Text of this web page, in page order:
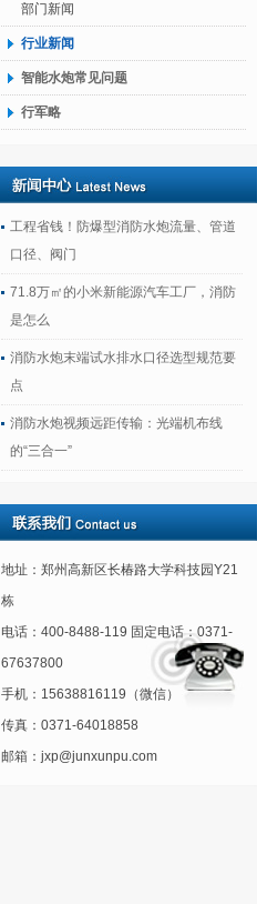
部门新闻
行业新闻
智能水炮常见问题
行军略
工程省钱！防爆型消防水炮流量、管道
口径、阀门
71.8万㎡的小米新能源汽车工厂，消防
是怎么
消防水炮末端试水排水口径选型规范要
点
消防水炮视频远距传输：光端机布线
的“三合一”
地址：郑州高新区长椿路大学科技园Y21
栋
电话：400-8488-119 固定电话：0371-
67637800
手机：15638816119（微信）
传真：0371-64018858
邮箱：jxp@junxunpu.com